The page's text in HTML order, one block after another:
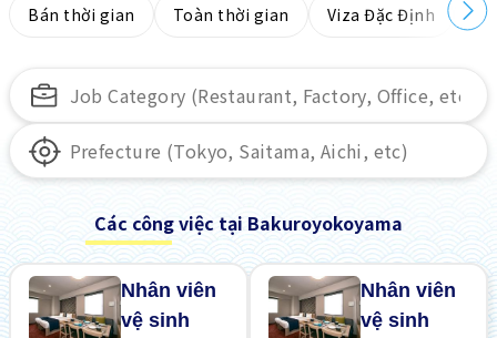
Bán thời gian Toàn thời gian Viza Đặc Định
Các công việc tại Bakuroyokoyama
Nhân viên
vệ sinh
Nhân viên
vệ sinh